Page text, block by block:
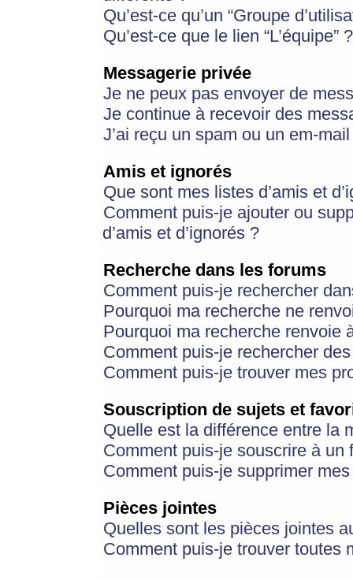
Qu’est-ce qu’un “Groupe
Qu’est-ce que le lien “L’équipe” ?
Messagerie privée
Je ne peux pas envoyer de
Je continue à recevoir des
J’ai reçu un spam ou un em-
Amis et ignorés
Que sont mes listes d’amis et
Comment puis-je ajouter ou
d’amis et d’ignorés ?
Recherche dans les forums
Comment puis-je rechercher
Pourquoi ma recherche ne
Pourquoi ma recherche renvoie
Comment puis-je rechercher
Comment puis-je trouver mes
Souscription de sujets et
Quelle est la différence entre la
Comment puis-je souscrire à
Comment puis-je supprimer
Pièces jointes
Quelles sont les pièces jointes
Comment puis-je trouver toutes